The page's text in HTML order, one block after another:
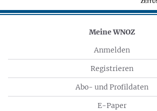
Meine WNOZ
Anmelden
Registrieren
Abo- und Profildaten
E-Paper